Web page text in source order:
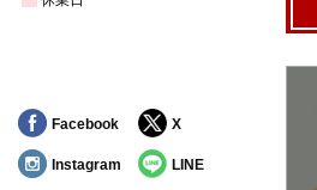
Facebook X
Instagram LINE